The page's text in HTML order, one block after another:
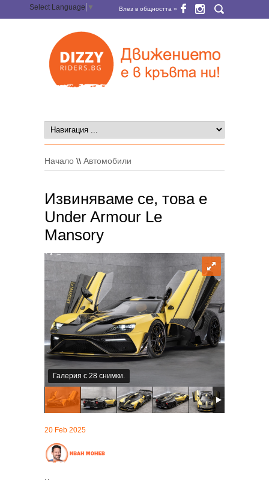
Select Language ▼ Влез в общността »
Начало \\ Автомобили
Извиняваме се, това е
Under Armour Le
Mansory
Галерия с 28 снимки.
20 Feb 2025